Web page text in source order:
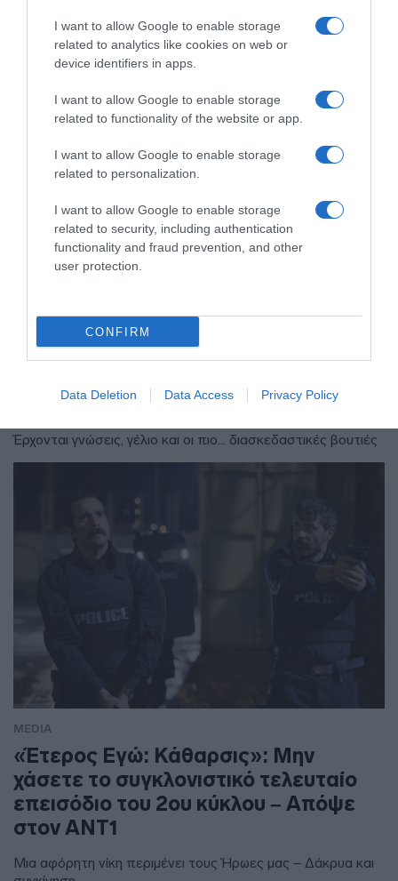
I want to allow Google to enable storage
related to analytics like cookies on web or
device identifiers in apps.
I want to allow Google to enable storage
related to functionality of the website or app.
I want to allow Google to enable storage
related to personalization.
I want to allow Google to enable storage
related to security, including authentication
functionality and fraud prevention, and other
user protection.
CONFIRM
Data Deletion Data Access Privacy Policy
Το χιουμοριστικό στιγμιότυπο εκτυλίχθηκε στον αέρα της
πρωινής εκπομπής "Ώρα Ελλάδος" του OPEN
“The Quiz with Balls!”: Το νέο
στον ΣΚΑΪ
Έρχονται γνώσεις, γέλιο και οι πιο... διασκεδαστικές βουτιές
MEDIA
«Έτερος Εγώ: Κάθαρσις»: Μην
χάσετε το συγκλονιστικό τελευταίο
επεισόδιο του 2ου κύκλου – Απόψε
στον ΑΝΤ1
Μια αφόρητη νίκη περιμένει τους Ήρωες μας – Δάκρυα και